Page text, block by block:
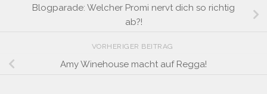
Blogparade: Welcher Promi nervt dich so richtig
ab?!
VORHERIGER BEITRAG
Amy Winehouse macht auf Regga!